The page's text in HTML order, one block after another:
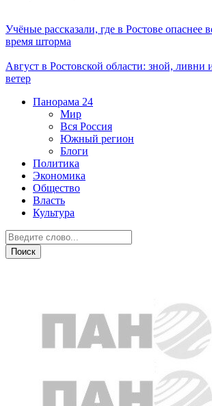
Учёные рассказали, где в Ростове опаснее
время шторма
Август в Ростовской области: зной, ливни
ветер
Панорама 24
Мир
Вся Россия
Южный регион
Блоги
Политика
Экономика
Общество
Власть
Культура